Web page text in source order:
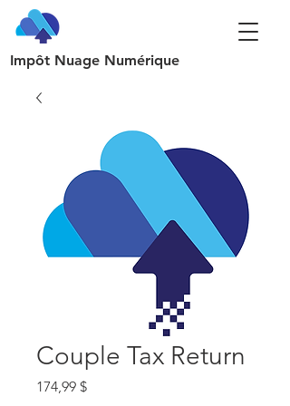
Impôt Nuage Numérique
Couple Tax Return
174,99 $Prix